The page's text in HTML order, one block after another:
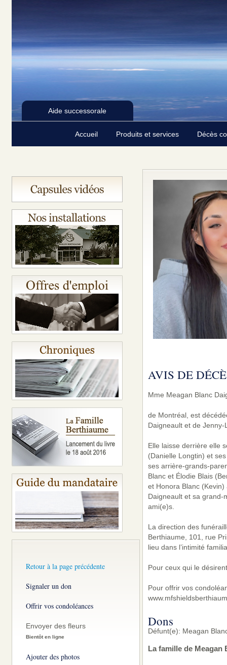
Aide successorale
Accueil Produits et services Décès
Retour à la page précédente
Signaler un don
Offrir vos condoléances
Envoyer des fleurs
Bientôt en ligne
Ajouter des photos
AVIS DE
Mme Meagan Blanc
de Montréal, est
Daigneault et de Jenny-
Elle laisse derrière elle
(Danielle Longtin) et
ses arrière-grands-
Blanc et Élodie Blais
et Honora Blanc
Daigneault et sa grand-
ami(e)s.
La direction des
Berthiaume, 101, rue
lieu dans l’intimité
Pour ceux qui le
Pour offrir vos
Dons
Défunt(e): Meagan
La famille de